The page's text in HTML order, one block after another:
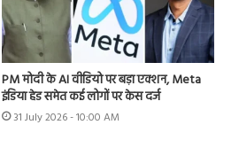
PM मोदी के AI वीडियो पर बड़ा एक्शन, Meta
इंडिया हेड समेत कई लोगों पर केस दर्ज
31 July 2026 - 10:00 AM